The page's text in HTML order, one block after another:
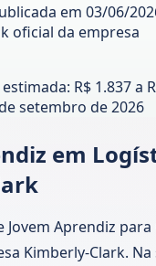
em 03/06/
oficial da empresa
R$ 1.837 a
setembro de 2026
em
Aprendiz para
Kimberly-Clark. Na